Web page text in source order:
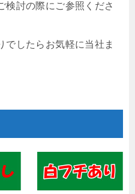
検討の際にご参照くださ
でしたらお気軽に当社ま